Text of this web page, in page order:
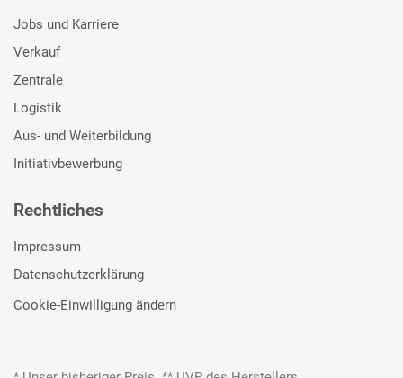
Jobs und Karriere
Verkauf
Zentrale
Logistik
Aus- und Weiterbildung
Initiativbewerbung
Rechtliches
Impressum
Datenschutzerklärung
Cookie-Einwilligung ändern